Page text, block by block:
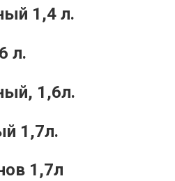
1,4 л.
л.
1,6л.
1,7л.
1,7л